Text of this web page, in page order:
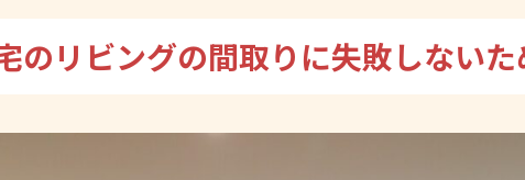
のリビングの間取りに失敗しない